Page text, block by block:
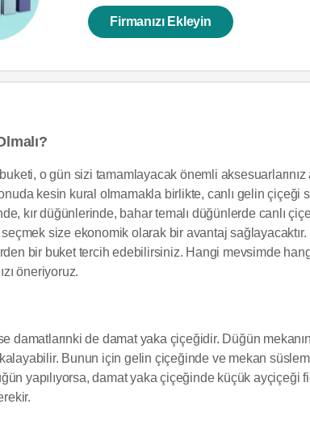
Firmanızı Ekleyin
o gün sizi tamamlayacak önemli
kesin kural olmamakla birlikte, canlı gelin
kır düğünlerinde, bahar temalı düğünlerde canlı
size ekonomik olarak bir avantaj
bir buket tercih edebilirsiniz. Hangi mevsimde
öneriyoruz.
damatlarınki de damat yaka çiçeğidir. Düğün
Bunun için gelin çiçeğinde ve mekan
yapılıyorsa, damat yaka çiçeğinde küçük ayçiçeği